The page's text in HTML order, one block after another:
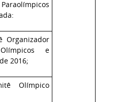
Organizador
e
2016;
Olímpico